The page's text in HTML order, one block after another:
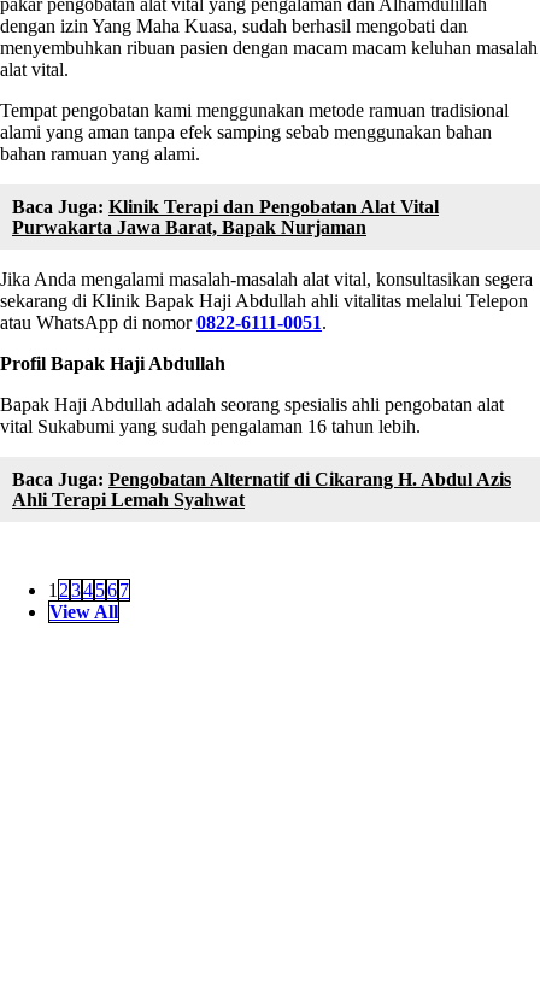
dengan izin Yang Maha Kuasa, sudah berhasil mengobati dan
menyembuhkan ribuan pasien dengan macam macam keluhan masalah
alat vital.
Tempat pengobatan kami menggunakan metode ramuan tradisional
alami yang aman tanpa efek samping sebab menggunakan bahan
bahan ramuan yang alami.
Baca Juga: Klinik Terapi dan Pengobatan Alat Vital
Purwakarta Jawa Barat, Bapak Nurjaman
Jika Anda mengalami masalah-masalah alat vital, konsultasikan segera
sekarang di Klinik Bapak Haji Abdullah ahli vitalitas melalui Telepon
atau WhatsApp di nomor0822-6111-0051.
Profil Bapak Haji Abdullah
Bapak Haji Abdullah adalah seorang spesialis ahli pengobatan alat
vital Sukabumi yang sudah pengalaman 16 tahun lebih.
Baca Juga: Pengobatan Alternatif di Cikarang H. Abdul Azis
Ahli Terapi Lemah Syahwat
1 234567
View All